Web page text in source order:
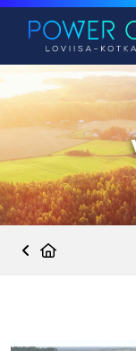
Siirry sisältöön